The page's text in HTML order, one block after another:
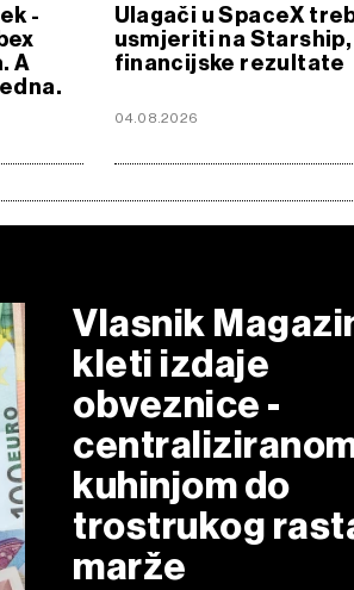
-
A
Ulagači u SpaceX
usmjeriti na Starship,
financijske rezultate
04.08.2026
Vlasnik
kleti izdaje
obveznice -
kuhinjom do
trostrukog
marže